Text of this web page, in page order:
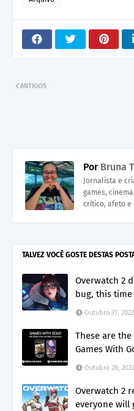
ANTIGOS
PorBruna
Jornalista e
games,
crítico, afeto e
TALVEZ VOCÊ GOSTE DESTAS
Overwatch 2
bug, this time
Outubro 31, 2022
These are
Games With
Outubro 28, 2022
Overwatch 2
everyone will